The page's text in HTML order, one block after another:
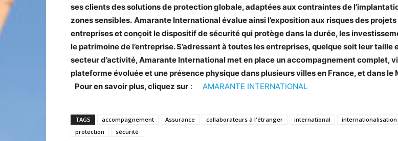
ses clients des solutions de protection globale, adaptées aux contraintes de
zones sensibles. Amarante International évalue ainsi l’exposition aux risques des
entreprises et conçoit le dispositif de sécurité qui protège dans la durée, les
le patrimoine de l’entreprise. S’adressant à toutes les entreprises, quelque soit leur taille
secteur d’activité, Amarante International met en place un accompagnement complet,
plateforme évoluée et une présence physique dans plusieurs villes en France, et dans le
Pour en savoir plus, cliquez sur : AMARANTE INTERNATIONAL
TAGS accompagnement Assurance collaborateurs à l'étranger international
internationalisation
protection
sécurité